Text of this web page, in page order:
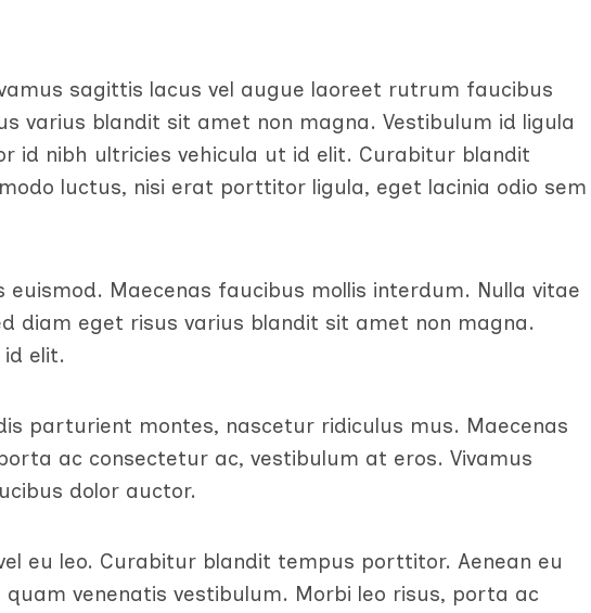
sagittis lacus vel augue laoreet rutrum faucibus
varius blandit sit amet non magna. Vestibulum id ligula
id nibh ultricies vehicula ut id elit. Curabitur blandit
luctus, nisi erat porttitor ligula, eget lacinia odio sem
Maecenas faucibus mollis interdum. Nulla vitae
diam eget risus varius blandit sit amet non magna.
elit.
parturient montes, nascetur ridiculus mus. Maecenas
ac consectetur ac, vestibulum at eros. Vivamus
dolor auctor.
eu leo. Curabitur blandit tempus porttitor. Aenean eu
venenatis vestibulum. Morbi leo risus, porta ac